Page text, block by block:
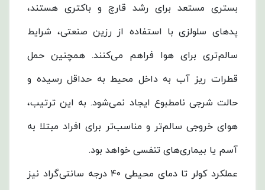
و
صنعتی
ارائه
می‌دهد.
این
کولر
با
هوادهی
بستری مستعد برای رشد قارچ و باکتری هستند،
پدهای سلولزی با استفاده از رزین صنعتی، شرایط
سالم‌تری برای هوا فراهم می‌کنند. همچنین حمل
قطرات ریز آب به داخل محیط به حداقل رسیده و
حالت شرجی نامطبوع ایجاد نمی‌شود. به این ترتیب،
هوای خروجی سالم‌تر و مناسب‌تر برای افراد مبتلا به
آسم یا بیماری‌های تنفسی خواهد بود.
عملکرد کولر تا دمای محیطی ۴۰ درجه سانتی‌گراد نیز